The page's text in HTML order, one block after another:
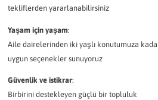
tekliflerden yararlanabilirsiniz
Yaşam için yaşam:
Aile dairelerinden iki yaşlı konutumuza
uygun seçenekler sunuyoruz
Güvenlik ve istikrar:
Birbirini destekleyen güçlü bir topluluk